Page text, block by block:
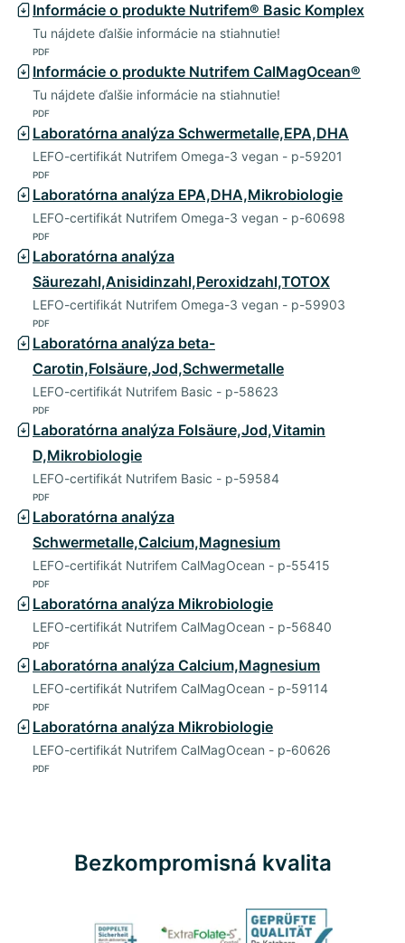
Informácie o produkte Nutrifem® Basic Komplex
Tu nájdete ďalšie informácie na stiahnutie!
PDF
Informácie o produkte Nutrifem CalMagOcean®
Tu nájdete ďalšie informácie na stiahnutie!
PDF
Laboratórna analýza Schwermetalle,EPA,DHA
LEFO-certifikát Nutrifem Omega-3 vegan - p-59201
PDF
Laboratórna analýza EPA,DHA,Mikrobiologie
LEFO-certifikát Nutrifem Omega-3 vegan - p-60698
PDF
Laboratórna analýza
Säurezahl,Anisidinzahl,Peroxidzahl,TOTOX
LEFO-certifikát Nutrifem Omega-3 vegan - p-59903
PDF
Laboratórna analýza beta-
Carotin,Folsäure,Jod,Schwermetalle
LEFO-certifikát Nutrifem Basic - p-58623
PDF
Laboratórna analýza Folsäure,Jod,Vitamin
D,Mikrobiologie
LEFO-certifikát Nutrifem Basic - p-59584
PDF
Laboratórna analýza
Schwermetalle,Calcium,Magnesium
LEFO-certifikát Nutrifem CalMagOcean - p-55415
PDF
Laboratórna analýza Mikrobiologie
LEFO-certifikát Nutrifem CalMagOcean - p-56840
PDF
Laboratórna analýza Calcium,Magnesium
LEFO-certifikát Nutrifem CalMagOcean - p-59114
PDF
Laboratórna analýza Mikrobiologie
LEFO-certifikát Nutrifem CalMagOcean - p-60626
PDF
Bezkompromisná kvalita